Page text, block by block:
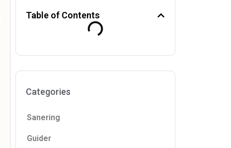
Table of Contents
Categories
Sanering
Guider